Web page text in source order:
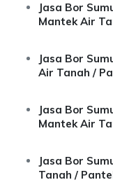
Jasa Bor
Mantek Air
Jasa Bor
Air Tanah /
Jasa Bor
Mantek Air
Jasa Bor
Tanah /